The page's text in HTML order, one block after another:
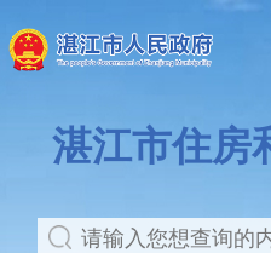
湛江市住房